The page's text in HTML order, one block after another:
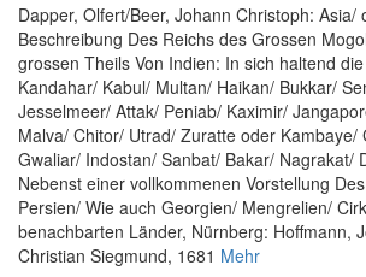
Dapper, Olfert/Beer, Johann Christoph: Asia/
Beschreibung Des Reichs des Grossen
grossen Theils Von Indien: In sich haltend
Kandahar/ Kabul/ Multan/ Haikan/ Bukkar/
Jesselmeer/ Attak/ Peniab/ Kaximir/
Malva/ Chitor/ Utrad/ Zuratte oder Kambaye/
Gwaliar/ Indostan/ Sanbat/ Bakar/ Nagrakat/
Nebenst einer vollkommenen Vorstellung
Persien/ Wie auch Georgien/ Mengrelien/
benachbarten Länder, Nürnberg: Hoffmann,
Christian Siegmund, 1681 Mehr